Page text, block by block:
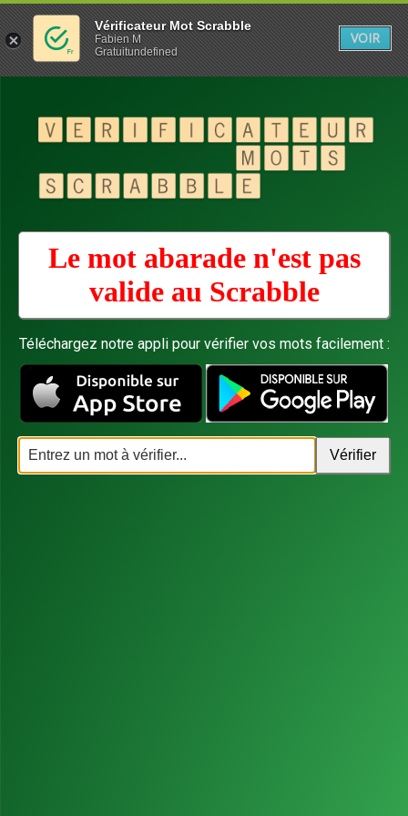
Le mot abarade n'est pas
valide au Scrabble
Téléchargez notre appli pour vérifier vos mots facilement :
Vérificateur Mot Scrabble
Fabien M
Gratuitundefined
VOIR